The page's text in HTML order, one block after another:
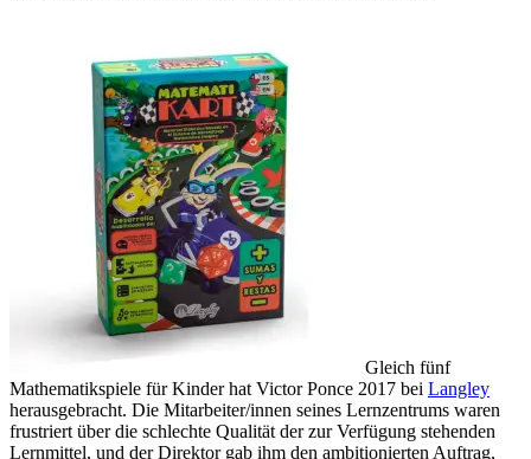
Gleich fünf
Mathematikspiele für Kinder hat Victor Ponce 2017 bei Langley
herausgebracht. Die Mitarbeiter/innen seines Lernzentrums waren
frustriert über die schlechte Qualität der zur Verfügung stehenden
Lernmittel, und der Direktor gab ihm den ambitionierten Auftrag,